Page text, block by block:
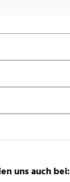
uns auch bei: